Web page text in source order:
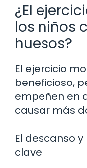
¿El
los niños
huesos?
El ejercicio
beneficioso,
empeñen en
causar más
El descanso
clave.